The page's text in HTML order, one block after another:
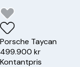
Porsche Taycan
499.900 kr
Kontantpris